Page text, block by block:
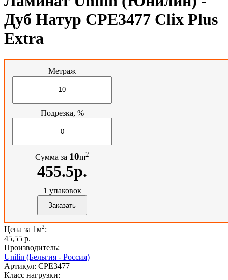
Дуб Натур CPE3477 Clix Plus
Extra
Метраж
Подрезка, %
Сумма за 10m2
455.5р.
1 упаковок
Цена за 1м2:
45,55 p.
Производитель:
Unilin (Бельгия - Россия)
Артикул: CPE3477
Класс нагрузки: